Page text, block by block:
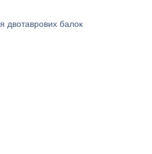
двотаврових балок